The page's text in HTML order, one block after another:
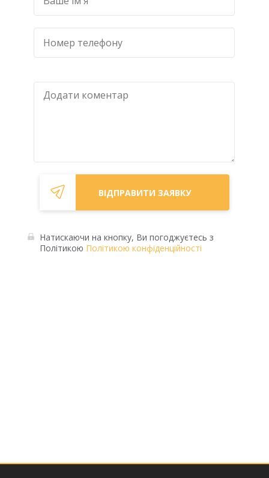
Натискаючи на кнопку, Ви погоджуєтесь з
Політикою Політикою конфіденційності